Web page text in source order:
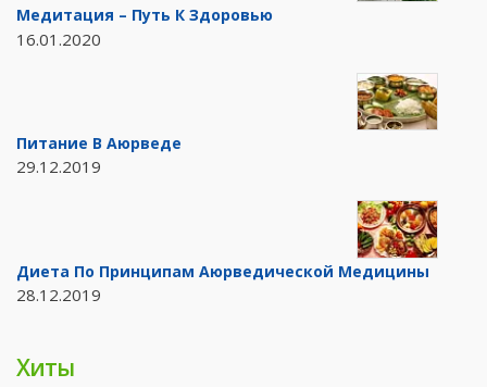
Медитация – Путь К Здоровью
16.01.2020
Питание В Аюрведе
29.12.2019
Диета По Принципам Аюрведической Медицины
28.12.2019
Хиты